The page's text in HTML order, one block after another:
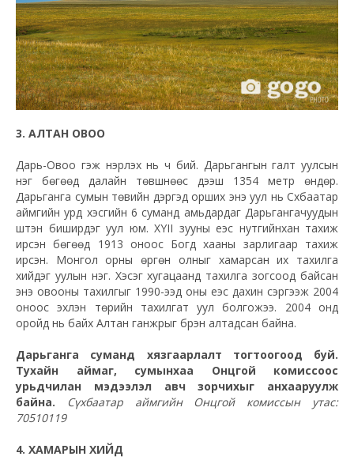
3. АЛТАН ОВОО
Дарь-Овоо гэж нэрлэх нь ч бий. Дарьгангын галт уулсын
нэг бөгөөд далайн төвшнөөс дээш 1354 метр өндөр.
Дарьганга сумын төвийн дэргэд орших энэ уул нь Сүхбаатар
аймгийн урд хэсгийн 6 суманд амьдардаг Дарьгангачуудын
шүтэн биширдэг уул юм. XYII зууны үеэс нутгийнхан тахиж
ирсэн бөгөөд 1913 оноос Богд хааны зарлигаар тахиж
ирсэн. Монгол орны өргөн олныг хамарсан их тахилга
хийдэг уулын нэг. Хэсэг хугацаанд тахилга зогсоод байсан
энэ овооны тахилгыг 1990-ээд оны үеэс дахин сэргээж 2004
оноос эхлэн төрийн тахилгат уул болгожээ. 2004 онд
оройд нь байх Алтан ганжрыг бүрэн алтадсан байна.
Дарьганга суманд хязгаарлалт тогтоогоод буй.
Тухайн аймаг, сумынхаа Онцгой комиссоос
урьдчилан мэдээлэл авч зорчихыг анхааруулж
байна.
Сүхбаатар аймгийн Онцгой комиссын утас:
70510119
4. ХАМАРЫН ХИЙД